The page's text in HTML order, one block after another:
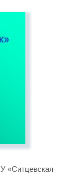
«Ситцевская